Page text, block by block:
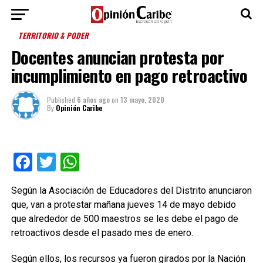
TERRITORIO & PODER
Docentes anuncian protesta por
incumplimiento en pago retroactivo
Published 6 años agoon 13 mayo, 2020
By Opinión Caribe
Facebook
TwitterWhatsApp
Según la Asociación de Educadores del Distrito anunciaron
que, van a protestar mañana jueves 14 de mayo debido
que alrededor de 500 maestros se les debe el pago de
retroactivos desde el pasado mes de enero.
Según ellos, los recursos ya fueron girados por la Nación